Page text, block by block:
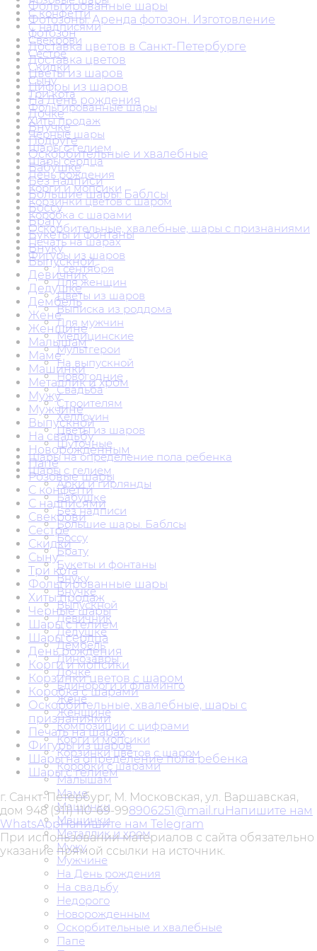
С конфетти
С надписями
Свекрови
Сестре
Скидки
Сыну
Три кота
Фольгированные шары
Хиты продаж
Черные шары
Шары с гелием
Шары сердца
День рождения
Корги и мопсики
Корзинки цветов с шаром
Коробка с шарами
Оскорбительные, хвалебные, шары с признаниями
Печать на шарах
Фигуры из шаров
1 сентября
Для женщин
Цветы из шаров
Выписка из роддома
Для мужчин
Медицинские
Мультгерои
На выпускной
Новогодние
Свадьба
Строителям
Хеллоуин
Цветы из шаров
Шуточные
Шары на определение пола ребенка
Шары с гелием
Арки и гирлянды
Бабушке
Без надписи
Большие шары. Баблсы
Боссу
Брату
Букеты и фонтаны
Внуку
Внучке
Выпускной
Девичник
Дедушке
Дембель
Динозавры
Дочке
Единороги и фламинго
Жене
Женщине
Композиции с цифрами
Корги и мопсики
Корзинки цветов с шаром
Коробки с шарами
Малышам
Маме
Машинки
Машинки
Металлик и хром
Мужу
Мужчине
На День рождения
На свадьбу
Недорого
Новорожденным
Оскорбительные и хвалебные
Папе
Фольгированные шары
Фотозоны. Аренда фотозон. Изготовление
фотозон
Доставка цветов в Санкт-Петербурге
Доставка цветов
Цветы из шаров
Цифры из шаров
На День рождения
Дочке
Внучке
Подруге
Оскорбительные и хвалебные
Бабушке
Без надписи
Большие шары. Баблсы
Боссу
Брату
Букеты и фонтаны
Внуку
Выпускной
Девичник
Дедушке
Дембель
Жене
Женщине
Малышам
Маме
Машинки
Металлик и хром
Мужу
Мужчине
Выпускной
На свадьбу
Новорожденным
Папе
Розовые шары
С конфетти
С надписями
Свекрови
Сестре
Скидки
Сыну
Три кота
Фольгированные шары
Хиты продаж
Черные шары
Шары с гелием
Шары сердца
День рождения
Корги и мопсики
Корзинки цветов с шаром
Коробка с шарами
Оскорбительные, хвалебные, шары с
признаниями
Печать на шарах
Фигуры из шаров
Шары на определение пола ребенка
Шары с гелием
г. Санкт-Петербург, М. Московская, ул. Варшавская,
дом 948 (911) 110-69-998906251@mail.ru Напишите нам
WhatsAppНапишите нам Telegram
При использовании материалов с сайта обязательно
указание прямой ссылки на источник.